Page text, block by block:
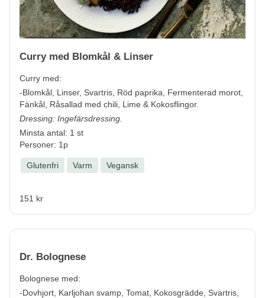
Curry med Blomkål & Linser
Curry med:
-Blomkål, Linser, Svartris, Röd paprika, Fermenterad morot,
Fänkål, Råsallad med chili, Lime & Kokosflingor.
Dressing: Ingefärsdressing.
Minsta antal: 1 st
Personer: 1p
Glutenfri Varm Vegansk
151 kr
Dr. Bolognese
Bolognese med:
-Dovhjort, Karljohan svamp, Tomat, Kokosgrädde, Svartris,